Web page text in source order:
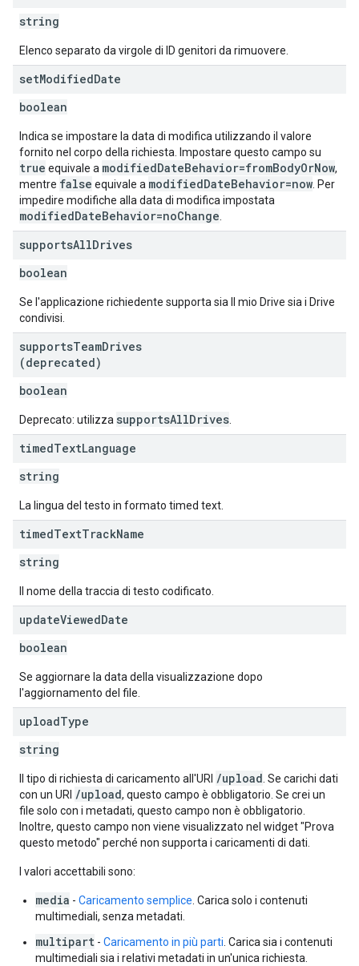
string
Elenco separato da virgole di ID genitori da rimuovere.
setModifiedDate
boolean
Indica se impostare la data di modifica utilizzando il valore
fornito nel corpo della richiesta. Impostare questo campo su
true equivale a modifiedDateBehavior=fromBodyOrNow,
mentre false equivale a modifiedDateBehavior=now . Per
impedire modifiche alla data di modifica impostata
modifiedDateBehavior=noChange
supportsAllDrives
boolean
Se l'applicazione richiedente supporta sia Il mio Drive sia i Drive
condivisi.
supportsTeamDrives
(deprecated)
boolean
Deprecato: utilizza supportsAllDrives
timedTextLanguage
string
La lingua del testo in formato timed text.
timedTextTrackName
string
Il nome della traccia di testo codificato.
updateViewedDate
boolean
Se aggiornare la data della visualizzazione dopo
l'aggiornamento del file.
uploadType
string
Il tipo di richiesta di caricamento all'URI /upload . Se carichi dati
con un URI /upload, questo campo è obbligatorio. Se crei un
file solo con i metadati, questo campo non è obbligatorio.
Inoltre, questo campo non viene visualizzato nel widget "Prova
questo metodo" perché non supporta i caricamenti di dati.
I valori accettabili sono:
media - Caricamento semplice . Carica solo i contenuti
multimediali, senza metadati.
multipart - Caricamento in più parti . Carica sia i contenuti
multimediali sia i relativi metadati in un'unica richiesta.